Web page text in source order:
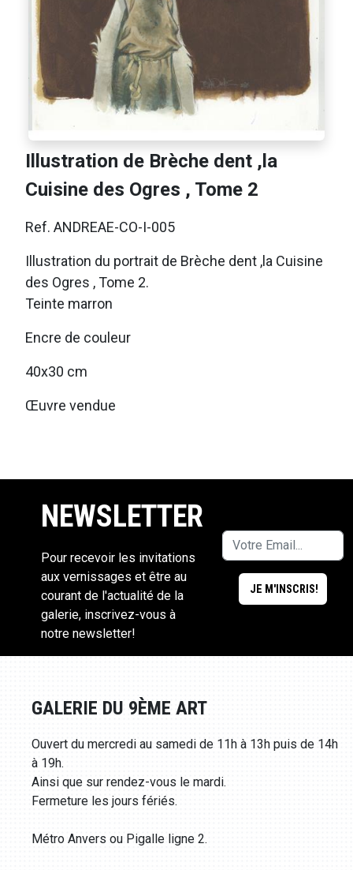
Illustration de Brèche dent ,la
Cuisine des Ogres , Tome 2
Ref. ANDREAE-CO-I-005
Illustration du portrait de Brèche dent ,la Cuisine
des Ogres , Tome 2.
Teinte marron
Encre de couleur
40x30 cm
Œuvre vendue
NEWSLETTER
Pour recevoir les invitations
aux vernissages et être au
courant de l'actualité de la
galerie, inscrivez-vous à
notre newsletter!
GALERIE DU 9ÈME ART
Ouvert du mercredi au samedi de 11h à 13h puis de 14h
à 19h.
Ainsi que sur rendez-vous le mardi.
Fermeture les jours fériés.
Métro Anvers ou Pigalle ligne 2.